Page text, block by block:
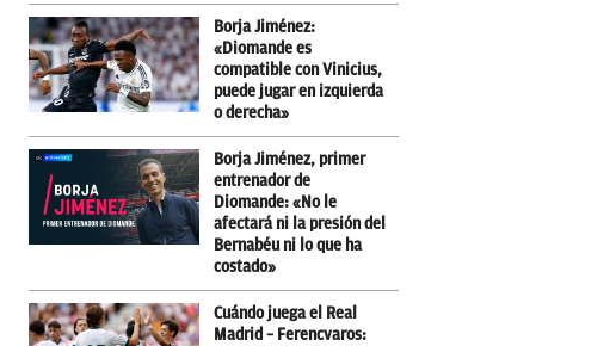
Borja Jiménez:
«Diomande es
compatible con Vinicius,
puede jugar en izquierda
o derecha»
Borja Jiménez, primer
entrenador de
Diomande: «No le
afectará ni la presión del
Bernabéu ni lo que ha
costado»
Cuándo juega el Real
Madrid – Ferencvaros: